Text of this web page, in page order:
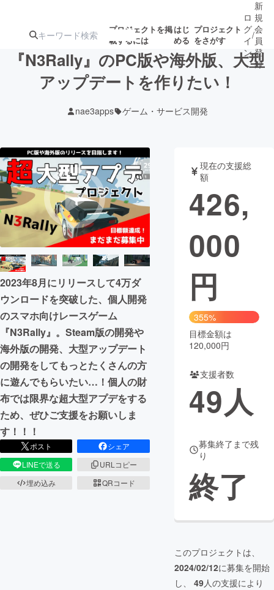
プロジェクトを掲
載するには
はじ
める
プロジェクト
をさがす
ターン
ジェクト
ロジェクト
アート・写真 音楽
テクノロジー・ガジェット ゲーム・サ
映像・映画
ビジネス・起業
まちづくり・地域活性化
CAMPFIRE for Social Good
CAMPFIRE Creation
CAMPFIREふるさと納税machi-ya コミュニティ
ロ
グ
イ
ン
/
新
規
会
員
登
録
『N3Rally』のPC版や海外版、大型
アップデートを作りたい！
nae3apps ゲーム・サービス開発
2023年8月にリリースして4万ダ
ウンロードを突破した、個人開発
のスマホ向けレースゲーム
『N3Rally』。Steam版の開発や
海外版の開発、大型アップデート
の開発をしてもっとたくさんの方
に遊んでもらいたい…！個人の財
布では限界な超大型アプデをする
ため、ぜひご支援をお願いしま
す！！！
ポスト
シェア
LINEで送る
URLコピー
埋め込み
QRコード
現在の支援総
額
426,
000
円
355%
目標金額は
120,000円
支援者数
49人
募集終了まで残
り
終了
このプロジェクトは、
2024/02/12に募集を開始
し、 49人の支援により